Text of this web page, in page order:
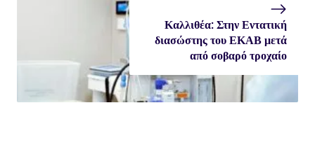
Καλλιθέα: Στην Εντατική
διασώστης του ΕΚΑΒ μετά
από σοβαρό τροχαίο